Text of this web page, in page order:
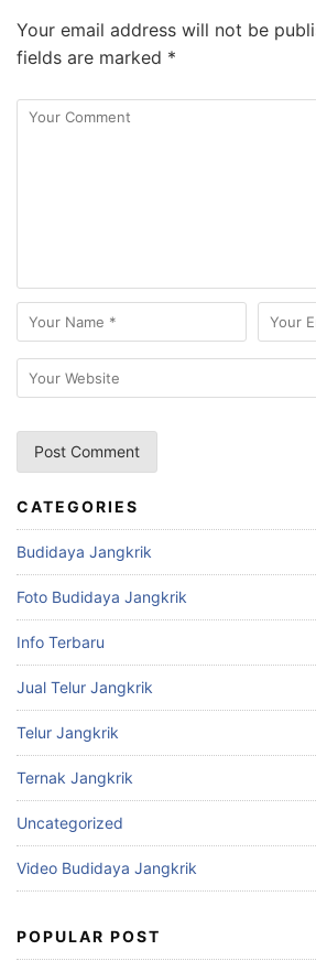
Your email address will not be
fields are marked *
CATEGORIES
Budidaya Jangkrik
Foto Budidaya Jangkrik
Info Terbaru
Jual Telur Jangkrik
Telur Jangkrik
Ternak Jangkrik
Uncategorized
Video Budidaya Jangkrik
POPULAR POST